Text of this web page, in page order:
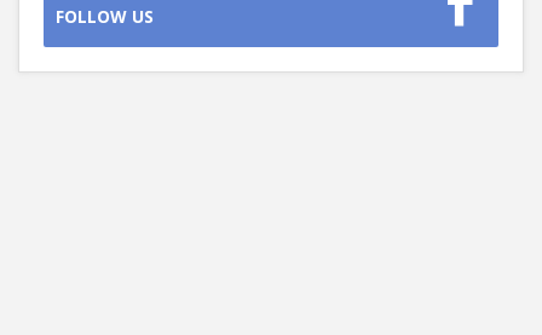
FOLLOW US